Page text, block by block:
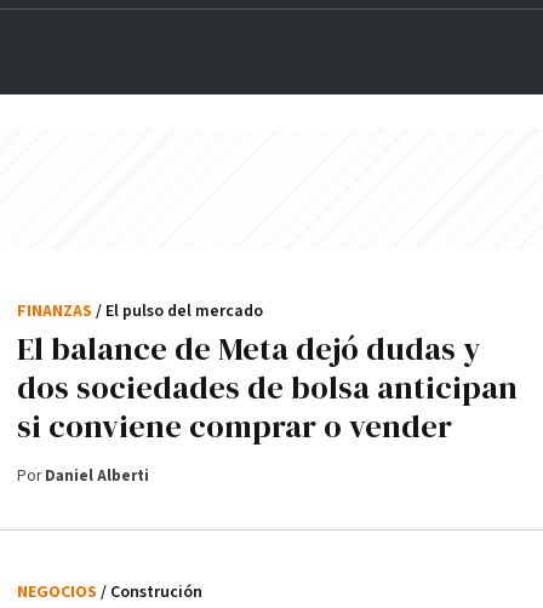
El balance de Meta dejó dudas y
dos sociedades de bolsa anticipan
si conviene comprar o vender
FINANZAS / El pulso del mercado
PorDaniel Alberti
NEGOCIOS / Construción